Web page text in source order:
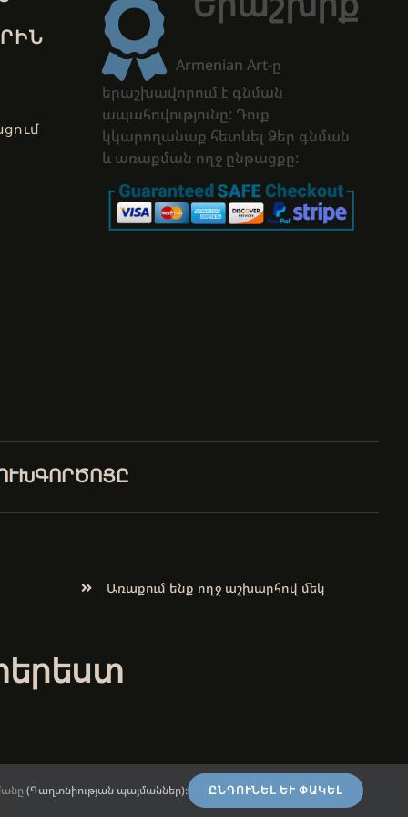
Armenian Art-ը
երաշխավորում է գնման
ապահովությունը: Դուք
կկարողանաք հետևել Ձեր գնման
և առաքման ողջ ընթացքը:
Առաքում ենք ողջ աշխարհով մեկ
(Գաղտնիության պայմաններ)։ ԸՆԴՈՒՆԵԼ ԵՒ ՓԱԿԵԼ